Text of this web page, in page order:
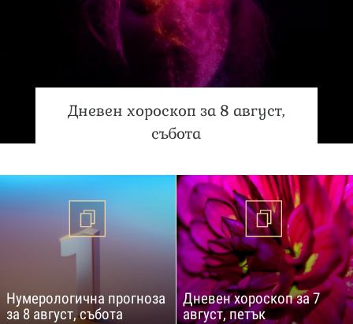
Дневен хороскоп за 8 август,
събота
Нумерологична прогноза
за 8 август, събота
Дневен хороскоп за 7
август, петък